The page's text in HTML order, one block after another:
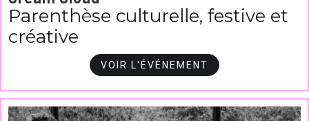
Parenthèse culturelle, festive et
créative
VOIR L'ÉVÉNEMENT